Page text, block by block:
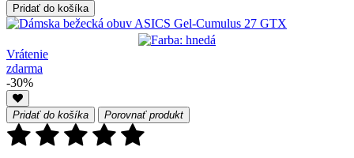
Pridať do košíka
Vrátenie
zdarma
-30%
Pridať do košíka Porovnať produkt